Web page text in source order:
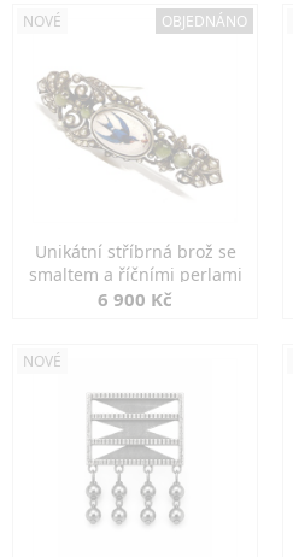
NOVÉ OBJEDNÁNO
Unikátní stříbrná brož se
smaltem a říčními perlami
6 900 Kč
NOVÉ